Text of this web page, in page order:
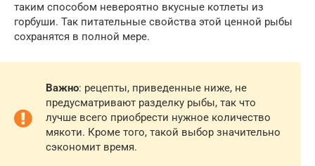
таким способом невероятно вкусные котлеты из
горбуши. Так питательные свойства этой ценной рыбы
сохранятся в полной мере.
Важно: рецепты, приведенные ниже, не
предусматривают разделку рыбы, так что
лучше всего приобрести нужное количество
мякоти. Кроме того, такой выбор значительно
сэкономит время.